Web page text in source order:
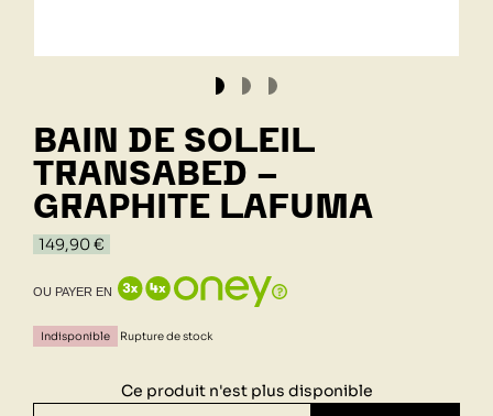
BAIN DE SOLEIL
TRANSABED -
GRAPHITE LAFUMA
149,90 €
OU PAYER EN
Indisponible Rupture de stock
Ce produit n'est plus disponible